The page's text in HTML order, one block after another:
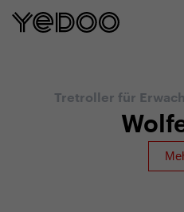
Tretroller für